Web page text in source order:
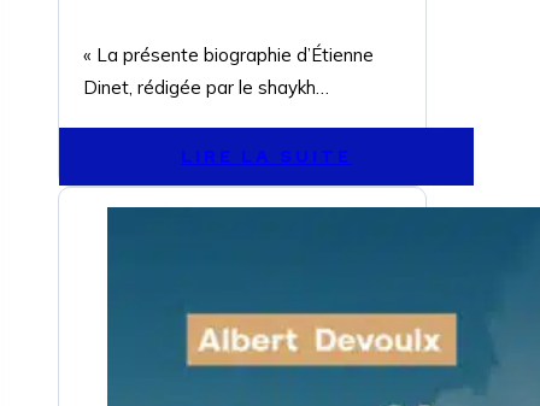
« La présente biographie d’Étienne
Dinet, rédigée par le shaykh…
LIRE LA SUITE